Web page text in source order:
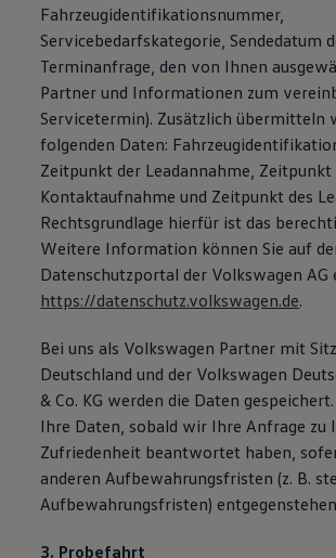
Fahrzeugidentifikationsnummer,
Servicebedarfskategorie, Sendedatum
Terminanfrage, den von Ihnen
Partner und Informationen zum
Servicetermin). Zusätzlich übermitteln
folgenden Daten:
Zeitpunkt der Leadannahme, Zeitpunkt
Kontaktaufnahme und Zeitpunkt des
Rechtsgrundlage hierfür ist das
Weitere Information können Sie auf
Datenschutzportal der Volkswagen AG
https://datenschutz.volkswagen.de.
Bei uns als Volkswagen Partner mit
Deutschland und der Volkswagen
& Co. KG werden die Daten
Ihre Daten, sobald wir Ihre Anfrage zu
Zufriedenheit beantwortet haben,
anderen Aufbewahrungsfristen (z. B.
Aufbewahrungsfristen)
3. Probefahrt